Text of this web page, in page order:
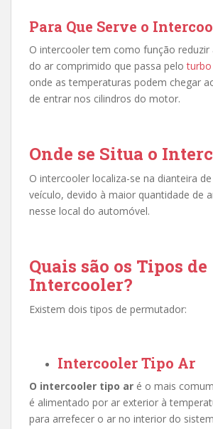
Para Que Serve o
O intercooler tem como função reduzir
do ar comprimido que passa pelo
onde as temperaturas podem chegar
de entrar nos cilindros do motor.
Onde se Situa o
O intercooler localiza-se na dianteira
veículo, devido à maior quantidade de
nesse local do automóvel.
Quais são os Tipos de
Intercooler?
Existem dois tipos de permutador:
Intercooler Tipo Ar
O intercooler tipo ar é o mais
é alimentado por ar exterior à
para arrefecer o ar no interior do